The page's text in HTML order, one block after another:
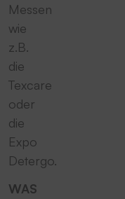
Messen
wie
z.B.
die
Texcare
oder
die
Expo
Detergo.
WAS